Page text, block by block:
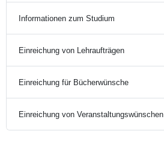
Informationen zum Studium
Einreichung von Lehraufträgen
Einreichung für Bücherwünsche
Einreichung von Veranstaltungswünschen